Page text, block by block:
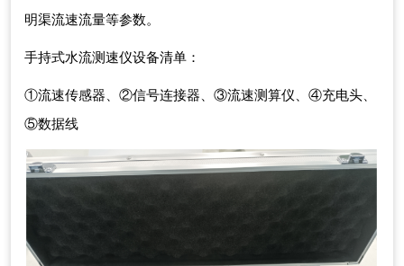
明渠流速流量等参数。
手持式水流测速仪设备清单：
①流速传感器、②信号连接器、③流速测算仪、④充电头、
⑤数据线